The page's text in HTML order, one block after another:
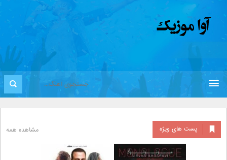
پست های ویژه مشاهده همه